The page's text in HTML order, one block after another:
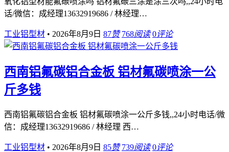
话/微信：成经理13632919686 / 林经理…
工业铝型材 • 2026年8月9日 87赞 768阅读 0评论
西南铝氟碳铝合金板 铝材氟碳喷涂一公
斤多钱
西南铝氟碳铝合金板 铝材氟碳喷涂一公斤多钱,,24小时电话/微
信：成经理13632919686 / 林经理 西…
工业铝型材 • 2026年8月9日 85赞 739阅读 0评论